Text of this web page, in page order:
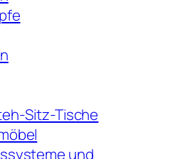
Sitz-Tische
und